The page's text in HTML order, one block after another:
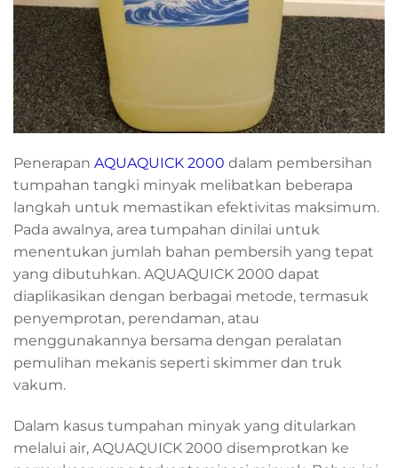
Penerapan AQUAQUICK 2000 dalam pembersihan
tumpahan tangki minyak melibatkan beberapa
langkah untuk memastikan efektivitas maksimum.
Pada awalnya, area tumpahan dinilai untuk
menentukan jumlah bahan pembersih yang tepat
yang dibutuhkan. AQUAQUICK 2000 dapat
diaplikasikan dengan berbagai metode, termasuk
penyemprotan, perendaman, atau
menggunakannya bersama dengan peralatan
pemulihan mekanis seperti skimmer dan truk
vakum.
Dalam kasus tumpahan minyak yang ditularkan
melalui air, AQUAQUICK 2000 disemprotkan ke